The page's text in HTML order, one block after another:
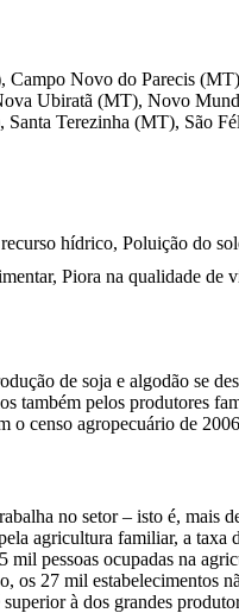
Novo do Parecis
Ubiratã (MT), Novo
Terezinha (MT), São
hídrico, Poluição do
Piora na qualidade
de soja e algodão se
também pelos produtores
censo agropecuário de
no setor – isto é, mais
agricultura familiar, a taxa
pessoas ocupadas na
27 mil estabelecimentos
à dos grandes